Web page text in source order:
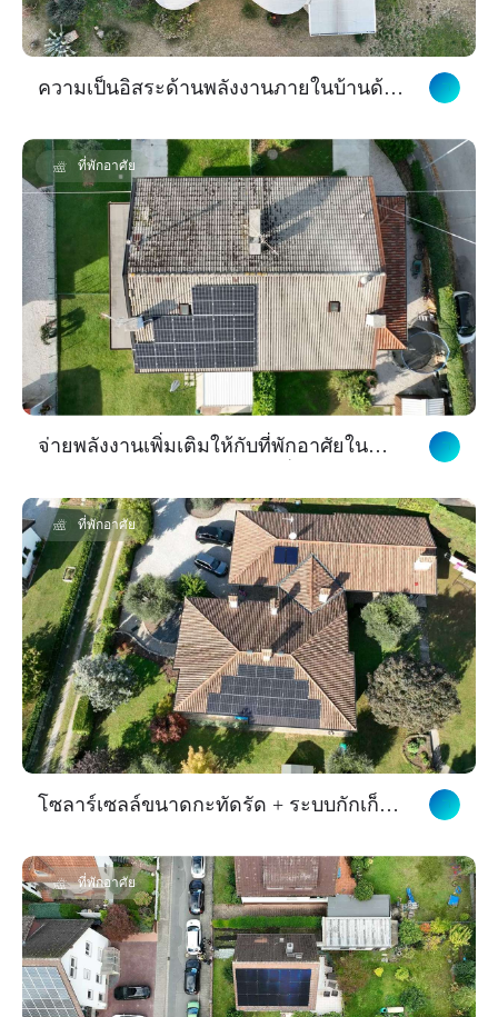
ความเป็นอิสระด้านพลังงานภายในบ้านด้วย
ที่พักอาศัย
จ่ายพลังงานเพิ่มเติมให้กับที่พักอาศัยใน
ประสิทธิภาพจาก Skyworth
ที่พักอาศัย
โซลาร์เซลล์ขนาดกะทัดรัด + ระบบกักเก็บ
ประจำวันในเมืองแฟรงก์เฟิร์ต
ที่พักอาศัย